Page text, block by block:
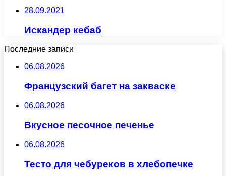
28.09.2021
Искандер кебаб
Последние записи
06.08.2026
Французский багет на закваске
06.08.2026
Вкусное песочное печенье
06.08.2026
Тесто для чебуреков в хлебопечке